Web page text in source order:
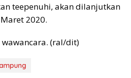
teepenuhi, akan dilanjutkan
2020.
(ral/dit)